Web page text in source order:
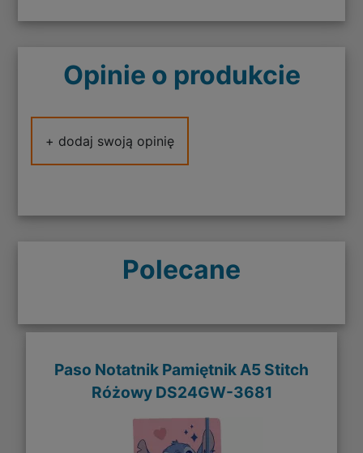
Opinie o produkcie
+ dodaj swoją opinię
Polecane
Paso Notatnik Pamiętnik A5 Stitch
Różowy DS24GW-3681